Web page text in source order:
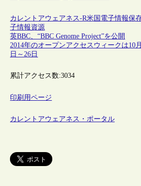
カレントアウェアネス-R米国 電子情報保
子情報資源
英BBC、“BBC Genome Project”を公開
2014年のオープンアクセスウィークは10
日～26日
累計アクセス数:3034
印刷用ページ
カレントアウェアネス・ポータル